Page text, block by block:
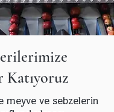
Katıyoruz
meyve ve sebzelerin